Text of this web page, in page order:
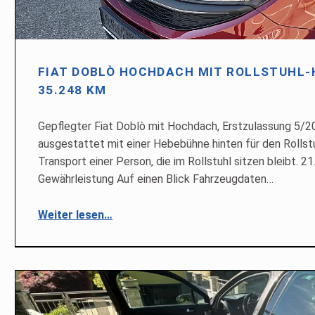
FIAT DOBLÒ HOCHDACH MIT
35.248 KM
Gepflegter Fiat Doblò mit Hochdach, Erstzulassung 5/
ausgestattet mit einer Hebebühne hinten für den
Transport einer Person, die im Rollstuhl sitzen bleibt.
Gewährleistung Auf einen Blick Fahrzeugdaten…
Weiter lesen“Fiat Doblò Hochdach mit Rollstuhl-Hebebühne – EZ 5/2021, 35.248 km”
…